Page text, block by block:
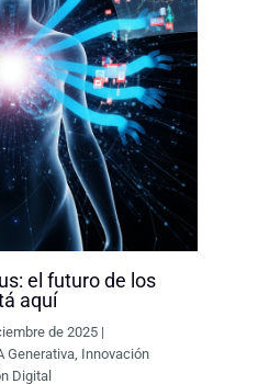
el futuro de los
aquí
de 2025 |
Generativa, Innovación
Digital